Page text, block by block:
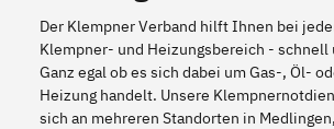
Der Klempner Verband hilft Ihnen bei
Klempner- und Heizungsbereich - schnell
Ganz egal ob es sich dabei um Gas-, Öl-
Heizung handelt. Unsere
sich an mehreren Standorten in